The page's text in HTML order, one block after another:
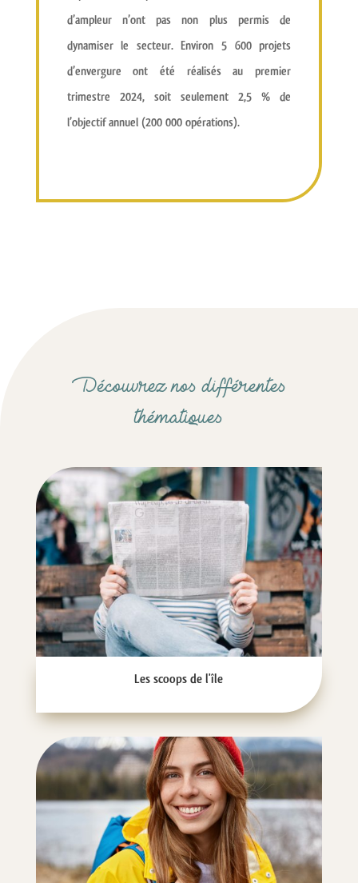
d’ampleur n’ont pas non plus permis de
dynamiser le secteur. Environ 5 600 projets
d’envergure ont été réalisés au premier
trimestre 2024, soit seulement 2,5 % de
l’objectif annuel (200 000 opérations).
Découvrez nos différentes
thématiques
Les scoops de l'île